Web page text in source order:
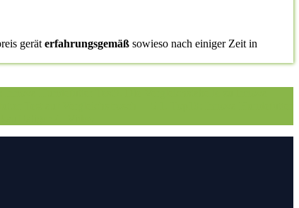
gerät erfahrungsgemäß sowieso nach einiger Zeit in